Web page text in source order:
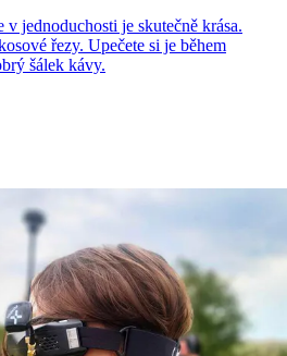
jednoduchosti je skutečně krása.
řezy. Upečete si je během
šálek kávy.